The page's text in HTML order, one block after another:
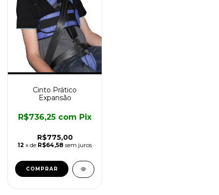
Cinto Prático
Expansão
R$775,00
R$736,25 com Pix
12 x de R$64,58 sem juros
COMPRAR